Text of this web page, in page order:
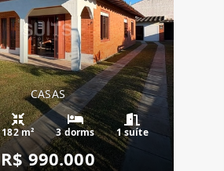
CASAS
182 m² 3 dorms 1 suíte
R$ 990.000